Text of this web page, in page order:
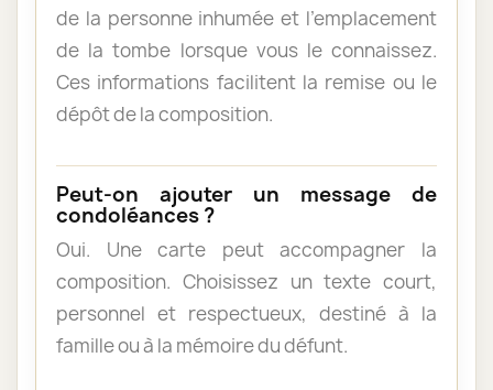
de la personne inhumée et l’emplacement
de la tombe lorsque vous le connaissez.
Ces informations facilitent la remise ou le
dépôt de la composition.
Peut-on ajouter un message de
condoléances ?
Oui. Une carte peut accompagner la
composition. Choisissez un texte court,
personnel et respectueux, destiné à la
famille ou à la mémoire du défunt.